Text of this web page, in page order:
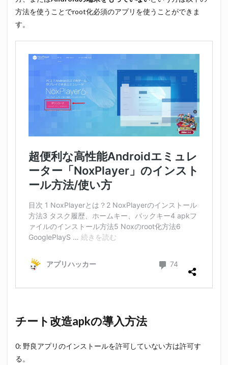
方法を使うことでroot化必須のアプリを使うことができま
す。
チート改造apkの導入方法
0: 野良アプリのインストールを許可していない方は許可す
る。